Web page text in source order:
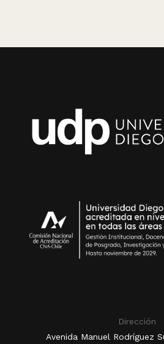
Dirección
Avenida Manuel Rodríguez